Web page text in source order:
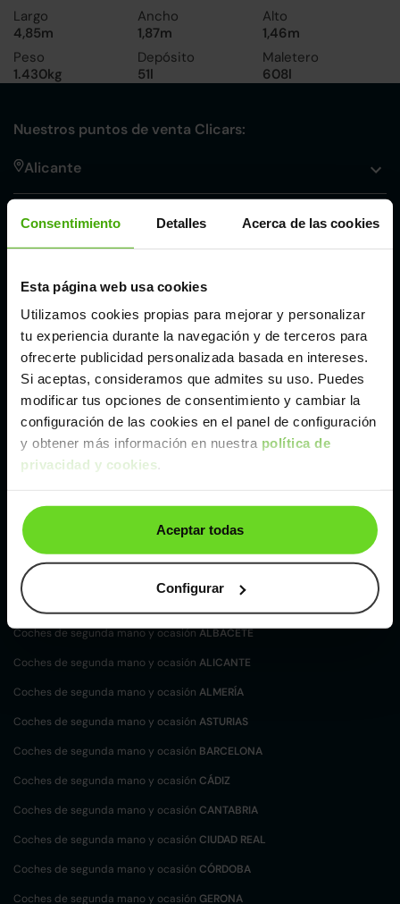
Consentimiento Detalles Acerca de las cookies
Esta página web usa cookies
Utilizamos cookies propias para mejorar y personalizar
tu experiencia durante la navegación y de terceros para
ofrecerte publicidad personalizada basada en intereses.
Si aceptas, consideramos que admites su uso. Puedes
modificar tus opciones de consentimiento y cambiar la
configuración de las cookies en el panel de configuración
y obtener más información en nuestra política de
privacidad y cookies.
Aceptar todas
Configurar
Largo
4,85m
Ancho
1,87m
Alto
1,46m
Peso
1.430kg
Depósito
51l
Maletero
608l
Nuestros puntos de venta Clicars:
Alicante
Córdoba
Madrid
Málaga
Valencia
Zaragoza
Ver Renault Talisman de segunda mano y ocasión
Renault Talisman de segunda mano y ocasión
Coches de segunda mano y ocasión por
localización
Coches de segunda mano y ocasiónALBACETE
Coches de segunda mano y ocasión ALICANTE
Coches de segunda mano y ocasión ALMERÍA
Coches de segunda mano y ocasión ASTURIAS
Coches de segunda mano y ocasión BARCELONA
Coches de segunda mano y ocasión CÁDIZ
Coches de segunda mano y ocasión CANTABRIA
Coches de segunda mano y ocasión CIUDAD REAL
Coches de segunda mano y ocasión CÓRDOBA
Coches de segunda mano y ocasión GERONA